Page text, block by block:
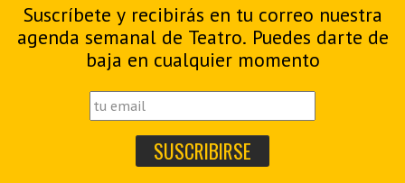
Suscríbete y recibirás en tu correo nuestra
agenda semanal de Teatro. Puedes darte de
baja en cualquier momento